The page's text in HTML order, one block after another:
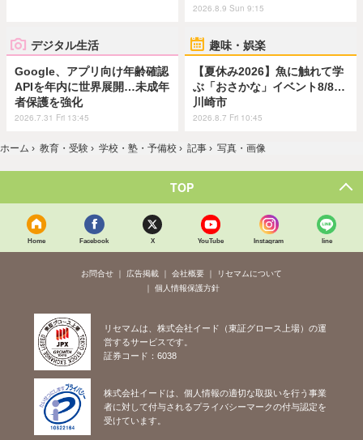
2026.8.9 Sun 9:15
デジタル生活
Google、アプリ向け年齢確認
APIを年内に世界展開…未成年
者保護を強化
2026.7.31 Fri 13:45
趣味・娯楽
【夏休み2026】魚に触れて学
ぶ「おさかな」イベント8/8…
川崎市
2026.8.7 Fri 10:45
ホーム › 教育・受験 › 学校・塾・予備校 › 記事 › 写真・画像
TOP
Home Facebook X YouTube Instagram line
お問合せ 広告掲載 会社概要
リセマムについて
個人情報保護方針
リセマムは、株式会社イード（東証グロース上場）の運
営するサービスです。
証券コード：6038
株式会社イードは、個人情報の適切な取扱いを行う事業
者に対して付与されるプライバシーマークの付与認定を
受けています。